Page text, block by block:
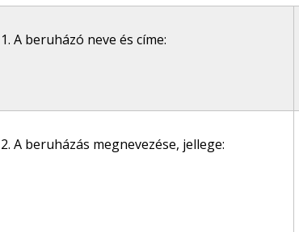
1. A beruházó neve és címe:
2. A beruházás megnevezése, jellege: